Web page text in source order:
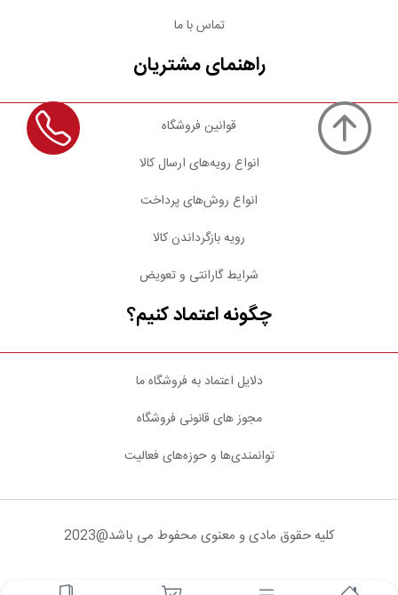
تماس با ما
راهنمای مشتریان
قوانین فروشگاه
انواع رویه‌های ارسال کالا
انواع روش‌های پرداخت
رویه بازگرداندن کالا
شرایط گارانتی و تعویض
چگونه اعتماد کنیم؟
دلایل اعتماد به فروشگاه ما
مجوز های قانونی فروشگاه
توانمندی‌ها و حوزه‌های فعالیت
کلیه حقوق مادی و معنوی محفوط می باشد@2023